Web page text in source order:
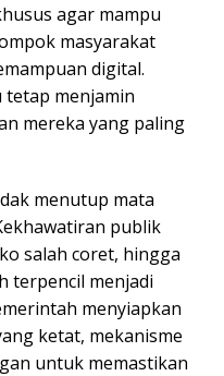
agar mampu
masyarakat
digital.
tetap menjamin
mereka yang paling
menutup mata
publik
salah coret, hingga
terpencil menjadi
menyiapkan
ketat, mekanisme
untuk memastikan